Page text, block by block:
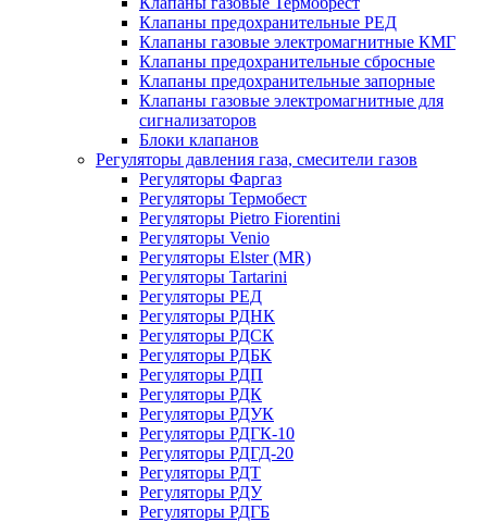
Клапаны предохранительные РЕД
Клапаны газовые электромагнитные КМГ
Клапаны предохранительные сбросные
Клапаны предохранительные запорные
Клапаны газовые электромагнитные для
сигнализаторов
Блоки клапанов
Регуляторы давления газа, смесители газов
Регуляторы Фаргаз
Регуляторы Термобест
Регуляторы Pietro Fiorentini
Регуляторы Venio
Регуляторы Elster (MR)
Регуляторы Tartarini
Регуляторы РЕД
Регуляторы РДНК
Регуляторы РДСК
Регуляторы РДБК
Регуляторы РДП
Регуляторы РДК
Регуляторы РДУК
Регуляторы РДГК-10
Регуляторы РДГД-20
Регуляторы РДТ
Регуляторы РДУ
Регуляторы РДГБ